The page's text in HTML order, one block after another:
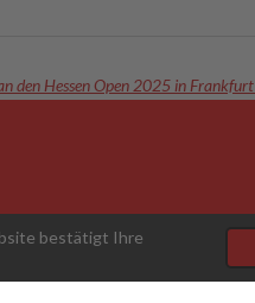
bestätigt Ihre
den Hessen Open 2025 in Frankfurt